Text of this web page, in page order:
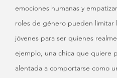
emociones humanas y
roles de género pueden limitar
jóvenes para ser quienes
ejemplo, una chica que quiere
alentada a comportarse como